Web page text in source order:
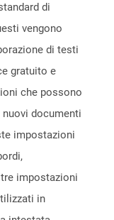
di
vengono
di testi
gratuito e
che possono
documenti
impostazioni
impostazioni
in